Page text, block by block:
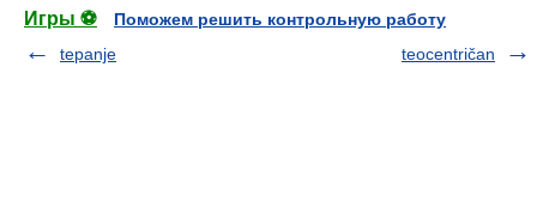
Игры ⚽
Поможем решить контрольную работу
tepanje
teocentričan